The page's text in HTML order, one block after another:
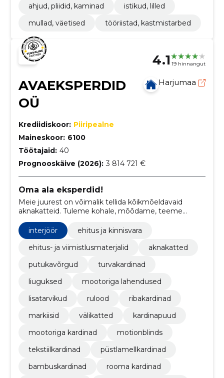
ahjud, pliidid, kaminad
istikud, lilled
mullad, väetised
tööriistad, kastmistarbed
4.1 19 hinnangut
AVAEKSPERDID
OÜ
Harjumaa
Krediidiskoor: Piiripealne
Maineskoor: 6100
Töötajaid: 40
Prognooskäive (2026): 3 814 721 €
Oma ala eksperdid!
Meie juurest on võimalik tellida kõikmõeldavaid
aknakatteid. Tuleme kohale, mõõdame, teeme
kas meie kodulehel või külasta meie salonge
Tallinnas!
interjöör
ehitus ja kinnisvara
ehitus- ja viimistlusmaterjalid
aknakatted
putukavõrgud
turvakardinad
liuguksed
mootoriga lahendused
lisatarvikud
rulood
ribakardinad
markiisid
välikatted
kardinapuud
mootoriga kardinad
motionblinds
tekstiilkardinad
püstlamellkardinad
bambuskardinad
rooma kardinad